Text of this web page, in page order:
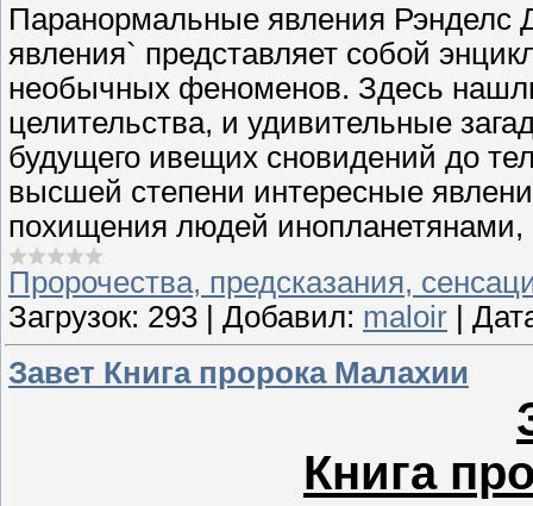
Паранормальные явления
явления` представляет собой
необычных феноменов. Здесь
целительства, и удивительные
будущего ивещих сновидений до
высшей степени интересные
похищения людей инопланетянами,
Пророчества, предсказания,
Загрузок: 293 | Добавил: maloir |
Завет Книга пророка Малахии
Книга